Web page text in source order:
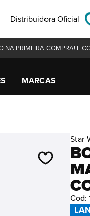
Distribuidora Oficial
NA PRIMEIRA COMPRA! E
MARCAS
Star
Cod: